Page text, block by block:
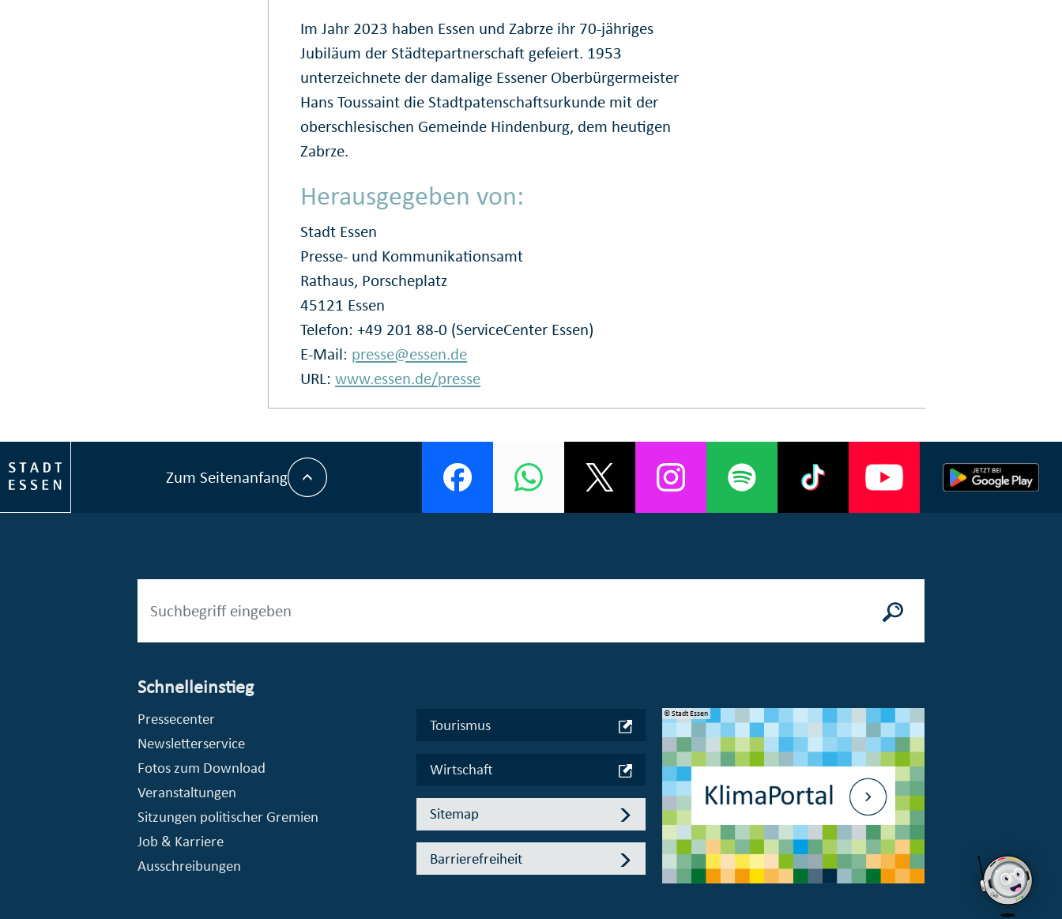
Im Jahr 2023 haben Essen und Zabrze ihr 70-jähriges
Jubiläum der Städtepartnerschaft gefeiert. 1953
unterzeichnete der damalige Essener Oberbürgermeister
Hans Toussaint die Stadtpatenschaftsurkunde mit der
oberschlesischen Gemeinde Hindenburg, dem heutigen
Zabrze.
Herausgegeben von:
Stadt Essen
Presse- und Kommunikationsamt
Rathaus, Porscheplatz
45121 Essen
Telefon: +49 201 88-0 (ServiceCenter Essen)
E-Mail: presse@essen.de
URL:www.essen.de/presse
Zum Seitenanfang
Schnelleinstieg
Pressecenter
Newsletterservice
Fotos zum Download
Veranstaltungen
Sitzungen politischer Gremien
Job & Karriere
Ausschreibungen
Tourismus
Wirtschaft
Sitemap
Barrierefreiheit
© Stadt Essen, Presse- und Kommunikationsamt © Stadt Essen